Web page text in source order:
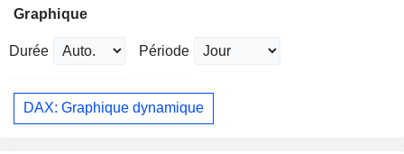
Graphique
Durée Période
DAX: Graphique dynamique